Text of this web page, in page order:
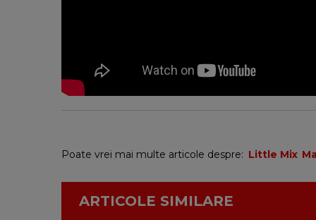
Poate vrei mai multe articole despre: Little Mix
ARTICOLE SIMILARE